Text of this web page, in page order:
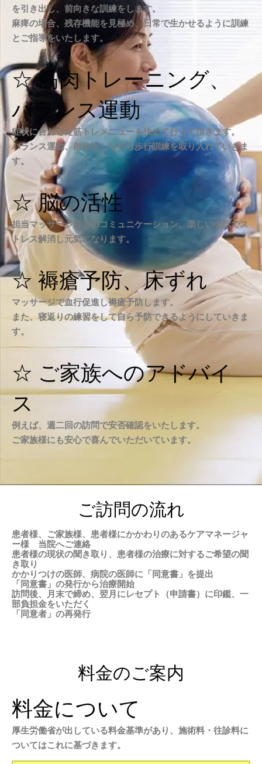
を引き出し、前向きな訓練をします。
麻痺の場合、残存機能を見極め、日常で生かせるように訓練
とご指導をいたします。
☆ 筋肉トレーニング、
バランス運動
症状に合わせた筋トレメニューを決めて行って頂きます。
バランス運動、散歩をしながら歩行訓練を取り入れていきま
す。
☆ 脳の活性
担当マッサージ師とのコミュニケーション、楽しい会話でス
トレス解消し元気になります。
☆ 褥瘡予防、床ずれ
マッサージで血行促進し褥瘡予防します。
また、寝返りの練習をして自ら予防できるようにしていきま
す。
☆ ご家族へのアドバイ
ス
例えば、週二回の訪問で安否確認をいたします。
ご家族様にも安心で喜んでいただいています。
ご訪問の流れ
患者様、ご家族様、患者様にかかわりのあるケアマネージャ
ー様 当院へご連絡
患者様の現状の聞き取り、患者様の治療に対するご希望の聞
き取り
かかりつけの医師、病院の医師に「同意書」を提出
「同意書」の発行から治療開始
訪問後、月末で締め、翌月にレセプト（申請書）に印鑑、一
部負担金をいただく
「同意者」の再発行
料金のご案内
料金について
厚生労働省が出している料金基準があり、施術料・往診料に
ついてはこれに基づきます。